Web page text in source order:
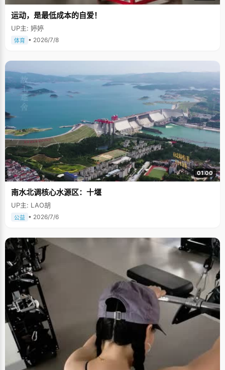
运动，是最低成本的自爱！
UP主: 婷婷
体育 • 2026/7/8
01:00
南水北调核心水源区：十堰
UP主: LAO胡
公益 • 2026/7/6